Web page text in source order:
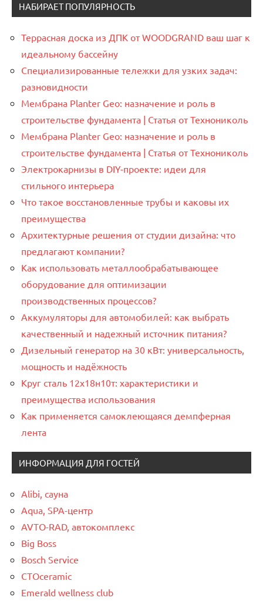
НАБИРАЕТ ПОПУЛЯРНОСТЬ
Террасная доска из ДПК от WOODGRAND ваш шаг к
идеальному бассейну
Специализированные тележки для узких задач:
разновидности
Мембрана Planter Geo: назначение и роль в
строительстве фундамента | Статья от Технониколь
Мембрана Planter Geo: назначение и роль в
строительстве фундамента | Статья от Технониколь
Электрокарнизы в DIY-проекте: идеи для
стильного интерьера
Что такое восстановленные трубы и каковы их
преимущества
Архитектурные решения от студии дизайна: что
предлагают компании?
Как использовать металлообрабатывающее
оборудование для оптимизации
производственных процессов?
Аккумуляторы для автомобилей: как выбрать
качественный и надежный источник питания?
Дизельный генератор на 30 кВт: универсальность,
мощность и надёжность
Круг сталь 12х18н10т: характеристики и
преимущества использования
Как применяется самоклеющаяся демпферная
лента
ИНФОРМАЦИЯ ДЛЯ ГОСТЕЙ
Alibi, сауна
Aqua, SPA-центр
AVTO-RAD, автокомплекс
Big Boss
Bosch Service
CTOceramic
Emerald wellness club